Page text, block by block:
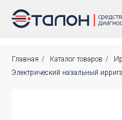
Главная / Каталог товаров /
Электрический назальный